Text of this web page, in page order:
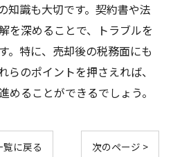
知識も大切です。契約書や法
を深めることで、トラブルを
。特に、売却後の税務面にも
らのポイントを押さえれば、
めることができるでしょう。
覧に戻る 次のページ >